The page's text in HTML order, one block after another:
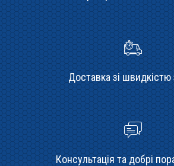
Доставка зі швидкістю
Консультація та добрі